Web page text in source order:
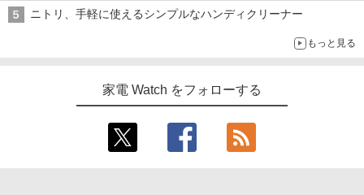
ニトリ、手軽に使えるシンプルなハンディクリーナー
もっと見る
家電 Watch をフォローする